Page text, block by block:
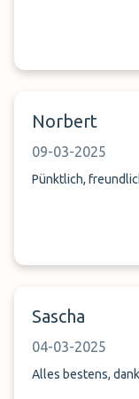
Norbert
09-03-2025
Pünktlich,
Sascha
04-03-2025
Alles bestens,